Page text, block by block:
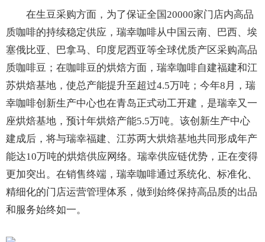
在生豆采购方面，为了保证全国20000家门店内高品
质咖啡的持续稳定供应，瑞幸咖啡从中国云南、巴西、埃
塞俄比亚、巴拿马、印度尼西亚等全球优质产区采购高品
质咖啡豆；在咖啡豆的烘焙方面，瑞幸咖啡自建福建和江
苏烘焙基地，使总产能提升至超过4.5万吨；今年8月，瑞
幸咖啡创新生产中心也在青岛正式动工开建，是瑞幸又一
座烘焙基地，预计年烘焙产能5.5万吨。该创新生产中心
建成后，将与瑞幸福建、江苏两大烘焙基地共同形成年产
能达10万吨的烘焙供应网络。瑞幸供应链优势，正在变得
更加突出。在销售终端，瑞幸咖啡通过系统化、标准化、
精细化的门店运营管理体系，做到始终保持高品质的出品
和服务始终如一。